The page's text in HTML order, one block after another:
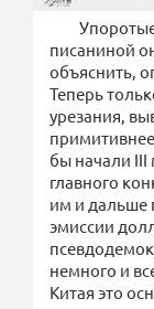
писаниной
объяснить,
Теперь
урезания,
бы начали III
главного
им и дальше
эмиссии
немного и
Китая это